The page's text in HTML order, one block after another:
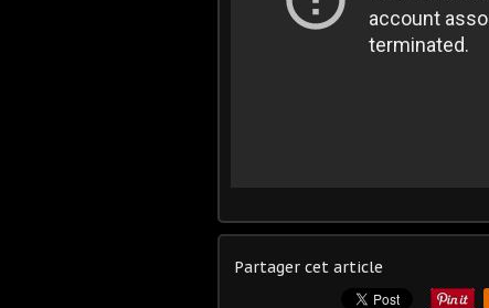
Partager cet article